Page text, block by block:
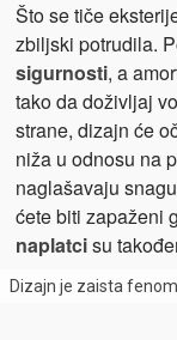
Što se tiče
zbiljski potrudila.
sigurnosti, a
tako da doživljaj
strane, dizajn će
niža u odnosu na
naglašavaju
ćete biti zapaženi
naplatcisu
Dizajn je zaista